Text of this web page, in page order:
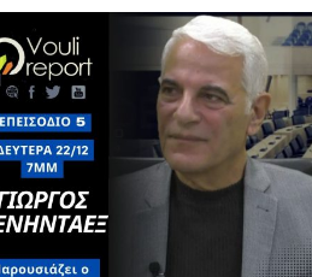
ακρίβεια, υπερκέρδη
στα νοικοκυριά. Παράλληλα,
πολιτικό σκηνικό λίγο
με την είσοδο νέων κομμάτων
— θα διαμορφώσουν
χάρτη.
στις 6μμ